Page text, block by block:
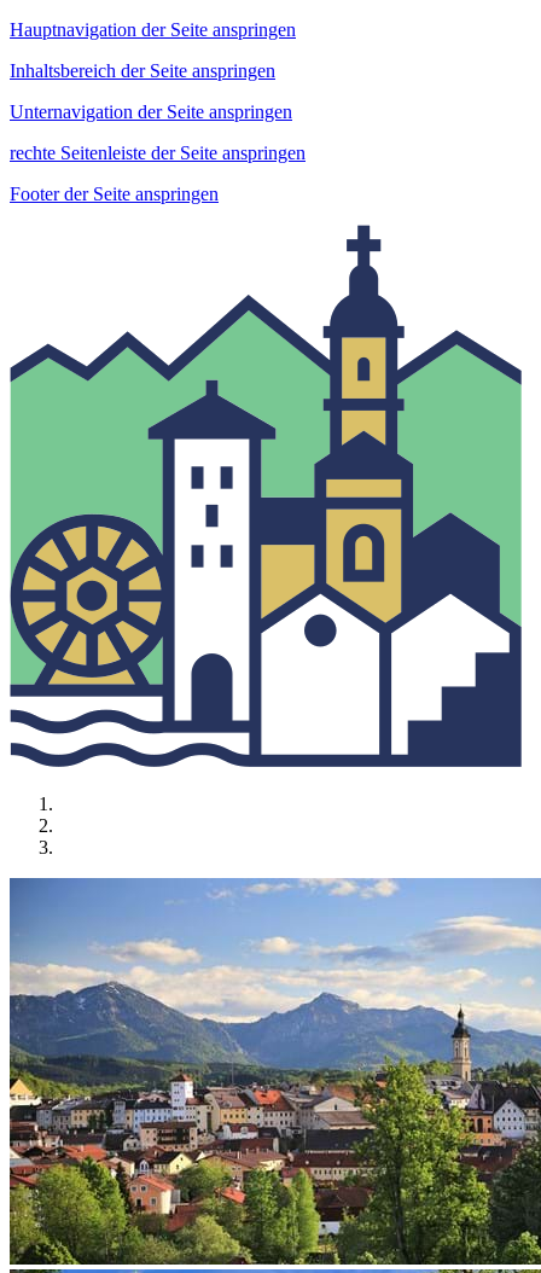
Hauptnavigation der Seite anspringen
Inhaltsbereich der Seite anspringen
Unternavigation der Seite anspringen
rechte Seitenleiste der Seite anspringen
Footer der Seite anspringen